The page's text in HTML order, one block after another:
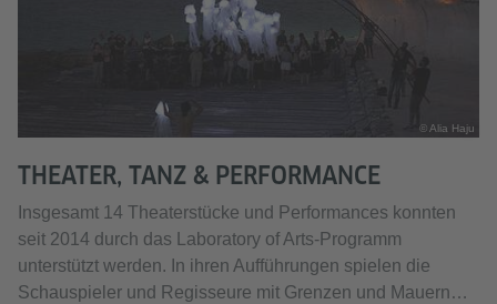
© Alia Haju
THEATER, TANZ & PERFORMANCE
Insgesamt 14 Theaterstücke und Performances konnten
seit 2014 durch das Laboratory of Arts-Programm
unterstützt werden. In ihren Aufführungen spielen die
Schauspieler und Regisseure mit Grenzen und Mauern…